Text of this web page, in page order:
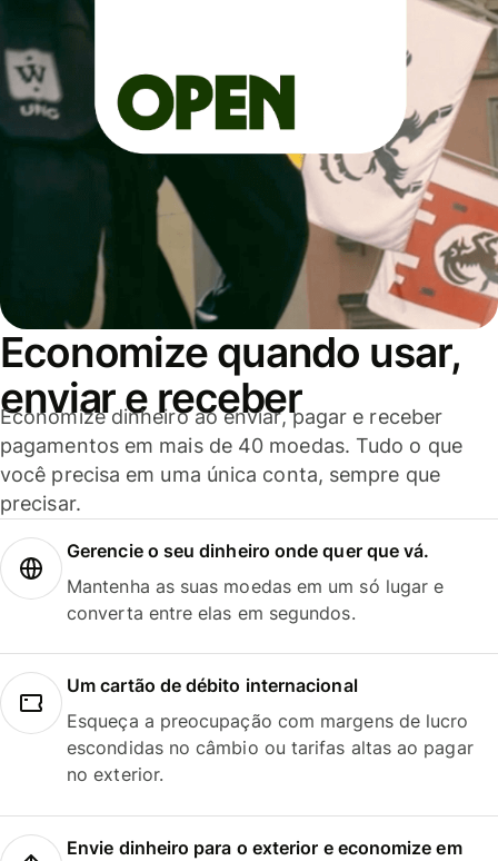
Economize quando usar,
enviar e receber
Economize dinheiro ao enviar, pagar e receber
pagamentos em mais de 40 moedas. Tudo o que
você precisa em uma única conta, sempre que
precisar.
Gerencie o seu dinheiro onde quer que vá.
Mantenha as suas moedas em um só lugar e
converta entre elas em segundos.
Um cartão de débito internacional
Esqueça a preocupação com margens de lucro
escondidas no câmbio ou tarifas altas ao pagar
no exterior.
Envie dinheiro para o exterior e economize em